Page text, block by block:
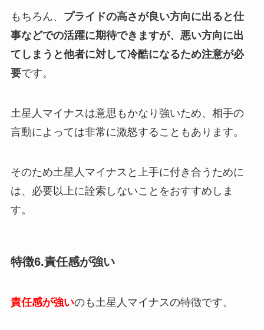
もちろん、 プライドの高さが良い方向に出ると仕
事などでの活躍に期待できますが、悪い方向に出
てしまうと他者に対して冷酷になるため注意が必
要です。
土星人マイナスは意思もかなり強いため、相手の
言動によっては非常に激怒することもあります。
そのため土星人マイナスと上手に付き合うために
は、必要以上に詮索しないことをおすすめしま
す。
特徴6.責任感が強い
責任感が強いのも土星人マイナスの特徴です。